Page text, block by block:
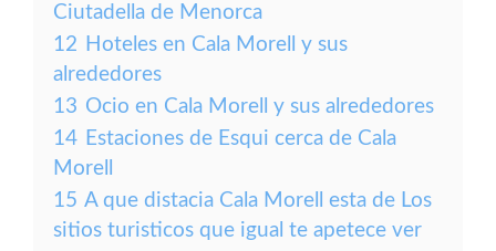
Ciutadella de Menorca
12 Hoteles en Cala Morell y sus
alrededores
13 Ocio en Cala Morell y sus alrededores
14 Estaciones de Esqui cerca de Cala
Morell
15 A que distacia Cala Morell esta de Los
sitios turisticos que igual te apetece ver